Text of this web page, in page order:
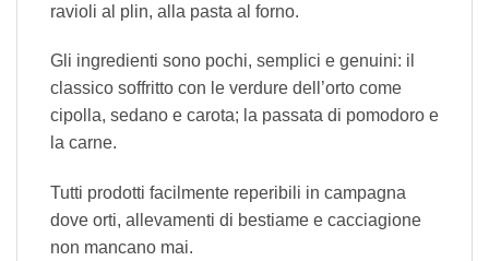
ravioli al plin, alla pasta al forno.
Gli ingredienti sono pochi, semplici e genuini: il
classico soffritto con le verdure dell’orto come
cipolla, sedano e carota; la passata di pomodoro e
la carne.
Tutti prodotti facilmente reperibili in campagna
dove orti, allevamenti di bestiame e cacciagione
non mancano mai.